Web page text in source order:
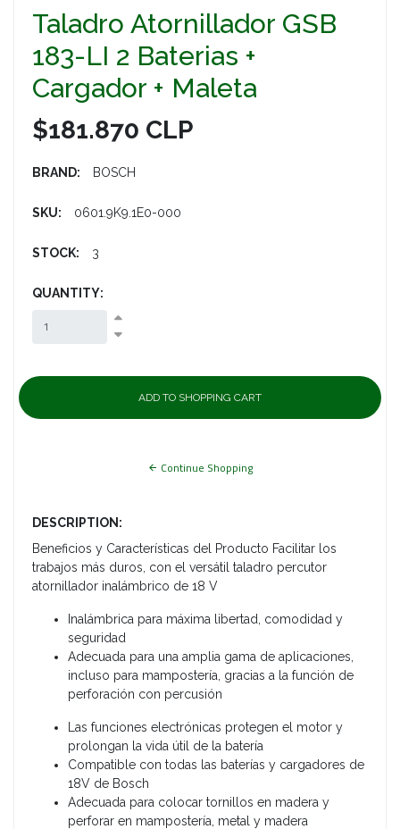
Taladro Atornillador GSB
183-LI 2 Baterias +
Cargador + Maleta
$181.870 CLP
BRAND: BOSCH
SKU: 0601.9K9.1E0-000
STOCK: 3
QUANTITY:
Continue Shopping
DESCRIPTION:
Beneficios y Características del Producto Facilitar los
trabajos más duros, con el versátil taladro percutor
atornillador inalámbrico de 18 V
Inalámbrica para máxima libertad, comodidad y
seguridad
Adecuada para una amplia gama de aplicaciones,
incluso para mampostería, gracias a la función de
perforación con percusión
Las funciones electrónicas protegen el motor y
prolongan la vida útil de la batería
Compatible con todas las baterías y cargadores de
18V de Bosch
Adecuada para colocar tornillos en madera y
perforar en mampostería, metal y madera